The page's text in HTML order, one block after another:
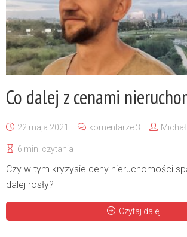
Co dalej z cenami
22 maja 2021 komentarze 3 Michał
6 min. czytania
Czy w tym kryzysie ceny nieruchomości
dalej rosły?
Czytaj dalej